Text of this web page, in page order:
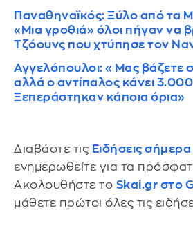
Παναθηναϊκός: Ξύλο από τα
«Mια γροθιά» όλοι πήγαν να
Τζόουνς που χτύπησε τον
Αγγελόπουλοι: «Μας βάζετε
αλλά ο αντίπαλος κάνει
Ξεπεράστηκαν κάποια όρια»
Διαβάστε τις Ειδήσεις σήμερα
ενημερωθείτε για τα
Ακολουθήστε το Skai.gr στο
μάθετε πρώτοι όλες τις